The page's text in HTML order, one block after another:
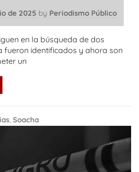
de 2025 by Periodismo Público
en la búsqueda de dos
fueron identificados y ahora son
un
, Soacha